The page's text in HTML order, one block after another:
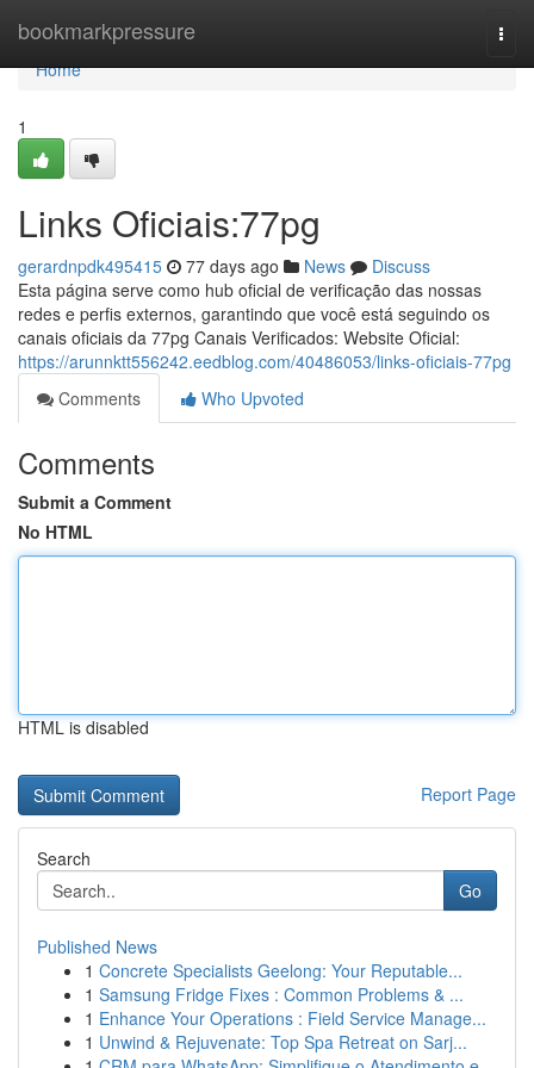
bookmarkpressure
Home
Home
1
Links Oficiais:77pg
gerardnpdk495415 77 days ago News
Discuss
Esta página serve como hub oficial de verificação das nossas
redes e perfis externos, garantindo que você está seguindo os
canais oficiais da 77pg Canais Verificados: Website Oficial:
https://arunnktt556242.eedblog.com/40486053/links-oficiais-77pg
Comments
Who Upvoted
Comments
Submit a Comment
No HTML
HTML is disabled
Report Page
Search
Go
Published News
1 Concrete Specialists Geelong: Your Reputable...
1 Samsung Fridge Fixes : Common Problems & ...
1 Enhance Your Operations : Field Service Manage...
1 Unwind & Rejuvenate: Top Spa Retreat on Sarj...